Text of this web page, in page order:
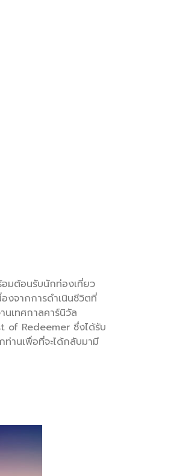
อมต้อนรับนักท่องเที่ยว
งจากการดำเนินชีวิตที่
นเทศกาลคาร์นิวัล
of Redeemer ซึ่งได้รับ
านเพื่อที่จะได้กลับมามี